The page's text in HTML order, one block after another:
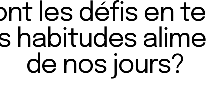
les défis en
habitudes
de nos jours?